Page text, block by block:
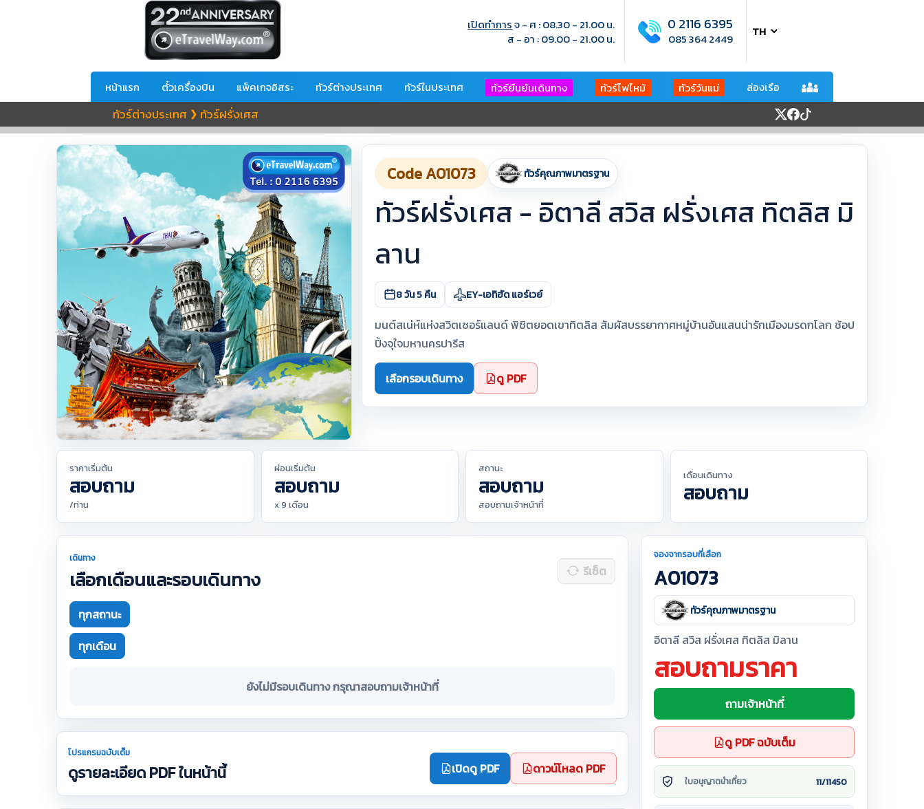
เปิดทำการจ - ศ : 08.30 - 21.00 น.
ส - อา : 09.00 - 21.00 น.
0 2116 6395
085 364 2449
หน้าแรก ตั๋วเครื่องบิน แพ็คเกจอิสระ ทัวร์ต่างประเทศ ทัวร์ในประเทศ ทัวร์ยืนยันเดินทาง ทัวร์ไฟไหม้ ทัวร์วันแม่ ล่องเรือ
ทัวร์ต่างประเทศ ❯ ทัวร์ฝรั่งเศส
Code A01073 ทัวร์คุณภาพมาตรฐาน
ทัวร์ฝรั่งเศส - อิตาลี สวิส ฝรั่งเศส ทิตลิส มิ
ลาน
8 วัน 5 คืน EY-เอทิฮัด แอร์เวย์
มนต์สเน่ห์แห่งสวิตเซอร์แลนด์ พิชิตยอดเขาทิตลิส สัมผัสบรรยากาศหมู่บ้านอันแสนน่ารักเมืองมรดกโลก ช้อป
ปิ้งจุใจมหานครปารีส
เลือกรอบเดินทาง ดู PDF
ราคาเริ่มต้น
สอบถาม
/ท่าน
ผ่อนเริ่มต้น
สอบถาม
x 9 เดือน
สถานะ
สอบถาม
สอบถามเจ้าหน้าที่
เดือนเดินทาง
สอบถาม
เดินทาง
เลือกเดือนและรอบเดินทาง รีเซ็ต
ทุกสถานะ
ทุกเดือน
ยังไม่มีรอบเดินทาง กรุณาสอบถามเจ้าหน้าที่
โปรแกรมฉบับเต็ม
ดูรายละเอียด PDF ในหน้านี้ เปิดดู PDF ดาวน์โหลด PDF
จองจากรอบที่เลือก
A01073
ทัวร์คุณภาพมาตรฐาน
อิตาลี สวิส ฝรั่งเศส ทิตลิส มิลาน
สอบถามราคา
ถามเจ้าหน้าที่
ดู PDF ฉบับเต็ม
ใบอนุญาตนำเที่ยว 11/11450